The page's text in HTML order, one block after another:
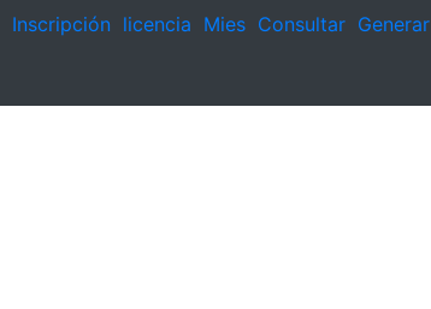
Inscripción licencia Mies Consultar Generar